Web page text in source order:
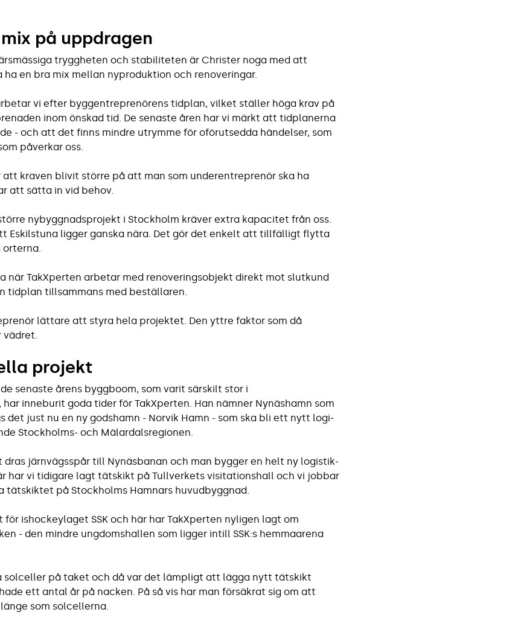
på uppdragen
tryggheten och stabiliteten är Christer noga med att
ha en bra mix mellan nyproduktion och renoveringar.
vi efter byggentreprenörens tidplan, vilket ställer höga krav på
inom önskad tid. De senaste åren har vi märkt att tidplanerna
- och att det finns mindre utrymme för oförutsedda händelser, som
påverkar oss.
kraven blivit större på att man som underentreprenör ska ha
att sätta in vid behov.
nybyggnadsprojekt i Stockholm kräver extra kapacitet från oss.
­Eskilstuna ligger ganska nära. Det gör det enkelt att tillfälligt flytta
orterna.
när TakXperten arbetar med renoveringsobjekt direkt mot slutkund
tidplan tillsammans med beställaren.
lättare att styra hela projektet. Den yttre faktor som då
vädret.
projekt
senaste årens byggboom, som varit särskilt stor i
inneburit goda tider för TakXperten. Han nämner Nynäshamn som
det just nu en ny godshamn - Norvik Hamn - som ska bli ett nytt logi­
Stockholms- och Mälardalsregionen.
dras järnvägsspår till Nynäsbanan och man bygger en helt ny logistik-
har vi tidigare lagt tätskikt på Tullverkets visitationshall och vi jobbar
tätskiktet på Stockholms Hamnars huvudbyggnad.
för ishockeylaget SSK och här har TakXperten nyligen lagt om
- den mindre ungdomshallen som ligger intill SSK:s hemmaarena
solceller på taket och då var det lämpligt att lägga nytt tätskikt
ett antal år på nacken. På så vis har man försäkrat sig om att
som solcellerna.